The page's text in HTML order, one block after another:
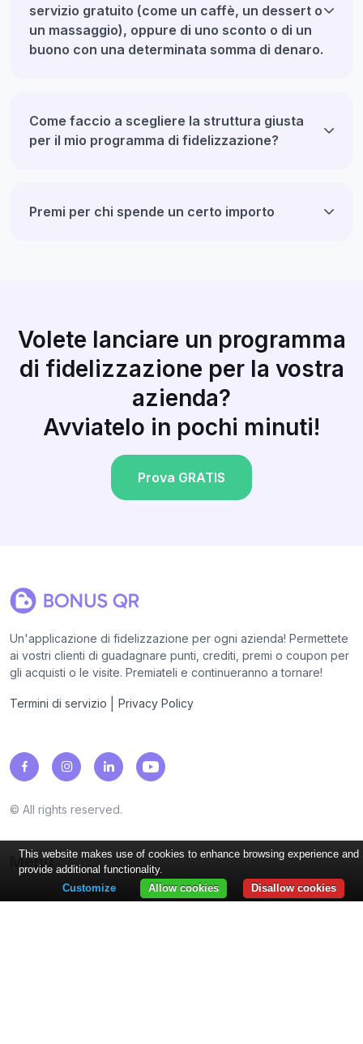
servizio gratuito (come un caffè, un dessert o
un massaggio), oppure di uno sconto o di un
buono con una determinata somma di denaro.
Come faccio a scegliere la struttura giusta
per il mio programma di fidelizzazione?
Premi per chi spende un certo importo
Volete lanciare un programma
di fidelizzazione per la vostra
azienda?
Avviatelo in pochi minuti!
Prova GRATIS
Un'applicazione di fidelizzazione per ogni azienda! Permettete
ai vostri clienti di guadagnare punti, crediti, premi o coupon per
gli acquisti o le visite. Premiateli e continueranno a tornare!
Termini di servizio Privacy Policy
© All rights reserved.
Menu
This website makes use of cookies to enhance browsing experience and
provide additional functionality.
Disallow cookies
Allow cookies
Customize